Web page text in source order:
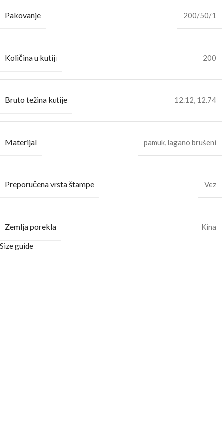
Pakovanje 200/50/1
Količina u kutiji 200
Bruto težina kutije 12.12, 12.74
Materijal pamuk, lagano brušeni
Preporučena vrsta štampe Vez
Zemlja porekla Kina
Size guide